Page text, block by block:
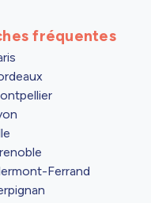
fréquentes
Ferrand